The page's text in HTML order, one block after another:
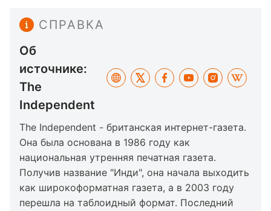
СПРАВКА
Об
источнике:
The
Independent
The Independent - британская интернет-газета.
Она была основана в 1986 году как
национальная утренняя печатная газета.
Получив название "Инди", она начала выходить
как широкоформатная газета, а в 2003 году
перешла на таблоидный формат. Последний